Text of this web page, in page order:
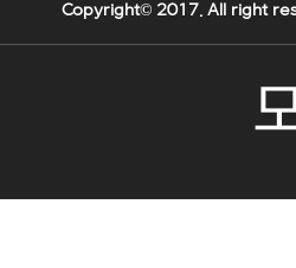
Copyright© 2017. All right